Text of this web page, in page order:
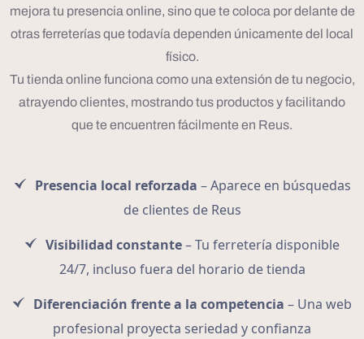
mejora tu presencia online, sino que te coloca por delante de
otras ferreterías que todavía dependen únicamente del local
físico.
Tu tienda online funciona como una extensión de tu negocio,
atrayendo clientes, mostrando tus productos y facilitando
que te encuentren fácilmente en Reus.
Presencia local reforzada – Aparece en búsquedas
de clientes de Reus
Visibilidad constante– Tu ferretería disponible
24/7, incluso fuera del horario de tienda
Diferenciación frente a la competencia – Una web
profesional proyecta seriedad y confianza